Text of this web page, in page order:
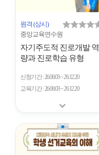
원격 (상시)
중앙교육연수원
자기주도적 진로개발 역
량과 진로학습 유형
신청기간 26.08.03 ~ 26.12.20
교육기간 26.08.03 ~ 26.12.20